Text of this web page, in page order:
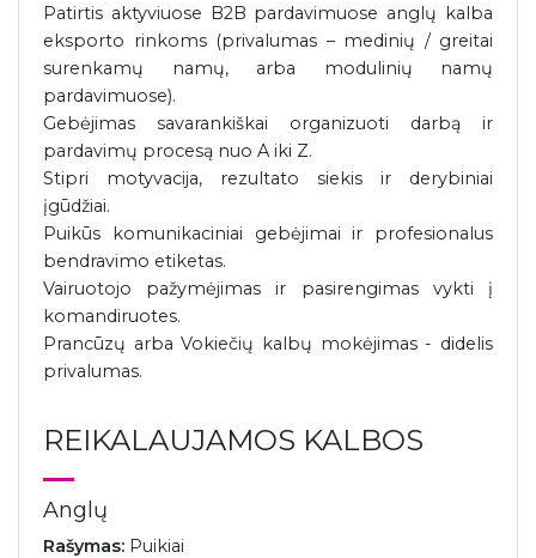
Patirtis aktyviuose B2B pardavimuose anglų kalba
eksporto rinkoms (privalumas – medinių / greitai
surenkamų namų, arba modulinių namų
pardavimuose).
Gebėjimas savarankiškai organizuoti darbą ir
pardavimų procesą nuo A iki Z.
Stipri motyvacija, rezultato siekis ir derybiniai
įgūdžiai.
Puikūs komunikaciniai gebėjimai ir profesionalus
bendravimo etiketas.
Vairuotojo pažymėjimas ir pasirengimas vykti į
komandiruotes.
Prancūzų arba Vokiečių kalbų mokėjimas - didelis
privalumas.
REIKALAUJAMOS KALBOS
Anglų
Rašymas: Puikiai